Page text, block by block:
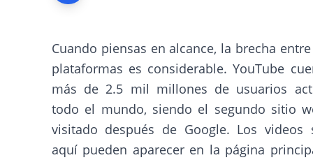
Cuando piensas en alcance, la brecha
plataformas es considerable. YouTube
más de 2.5 mil millones de usuarios
todo el mundo, siendo el segundo sitio
visitado después de Google. Los videos
aquí pueden aparecer en la página